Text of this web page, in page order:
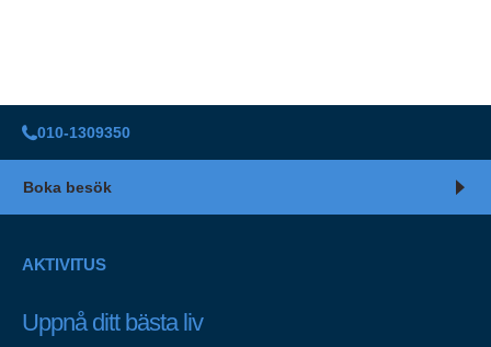
010-1309350
Boka besök
AKTIVITUS
Uppnå ditt bästa liv